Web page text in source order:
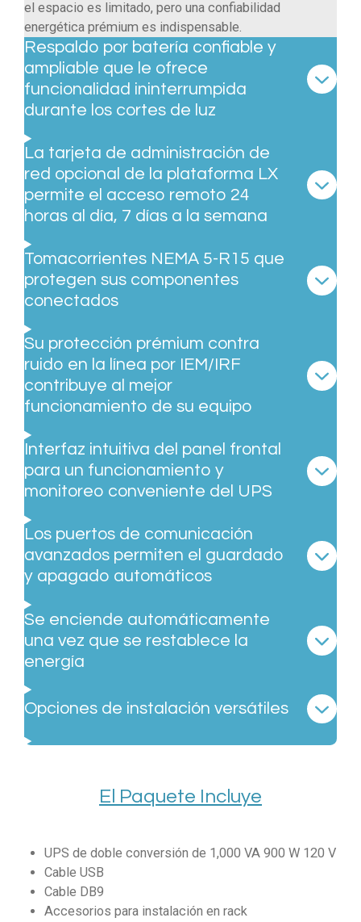
el espacio es limitado, pero una confiabilidad
energética prémium es indispensable.
Respaldo por batería confiable y
ampliable que le ofrece
funcionalidad ininterrumpida
durante los cortes de luz
La tarjeta de administración de
red opcional de la plataforma LX
permite el acceso remoto 24
horas al día, 7 días a la semana
Tomacorrientes NEMA 5-R15 que
protegen sus componentes
conectados
Su protección prémium contra
ruido en la línea por IEM/IRF
contribuye al mejor
funcionamiento de su equipo
Interfaz intuitiva del panel frontal
para un funcionamiento y
monitoreo conveniente del UPS
Los puertos de comunicación
avanzados permiten el guardado
y apagado automáticos
Se enciende automáticamente
una vez que se restablece la
energía
Opciones de instalación versátiles
El Paquete Incluye
UPS de doble conversión de 1,000 VA 900 W 120 V
Cable USB
Cable DB9
Accesorios para instalación en rack